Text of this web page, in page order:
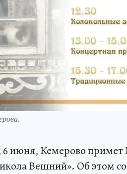
6 июня, Кемерово
Вешний». Об этом